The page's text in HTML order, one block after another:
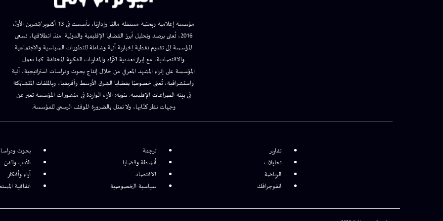
مؤسسة إعلامية وبحثية مستقلة ماليًا وإداريًا، تأسست في 13 أكتوبر/تشرين الأول
2016، تُعنى برصد وتحليل أبرز القضايا الإقليمية والدولية. منذ انطلاقتها، تسعى
المؤسسة إلى تقديم تغطية إخبارية آنية وشاملة للتطورات السياسية والاجتماعية
والاقتصادية، مع إبراز تعددية الآراء والمقاربات الفكرية المختلفة. كما تعمل
المؤسسة على إثراء المشهد المعرفي من خلال إنتاج بحوث ودراسات استراتيجية، آنية
واستشرافية، تُعنى خصوصًا بقضايا الشرق الأوسط وأفريقيا، وبالملفات المتشابكة
في بيئة الصراعات الإقليمية. تنويه: الآراء الواردة في منشورات المؤسسة تعبر عن
وجهات نظر كتّابها، ولا تمثل بالضرورة الموقف الرسمي للمؤسسة.
تقارير ترجمة
بحوث
تحليلات
أنشطة وقضايا
الأدب والفن
الرياضة
الاقتصاد
آراء وأفكار
انفوجرافك
سياسية الخصوصية اتفاقية